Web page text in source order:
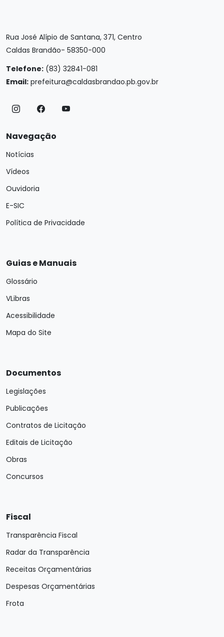
Rua José Alípio de Santana, 371, Centro
Caldas Brandão- 58350-000
Telefone: (83) 32841-081
Email: prefeitura@caldasbrandao.pb.gov.br
Navegação
Notícias
Vídeos
Ouvidoria
E-SIC
Política de Privacidade
Guias e Manuais
Glossário
VLibras
Acessibilidade
Mapa do Site
Documentos
Legislações
Publicações
Contratos de Licitação
Editais de Licitação
Obras
Concursos
Fiscal
Transparência Fiscal
Radar da Transparência
Receitas Orçamentárias
Despesas Orçamentárias
Frota